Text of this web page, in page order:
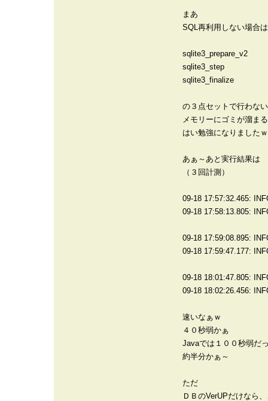
まあ
SQL再利用しない場合は
sqlite3_prepare_v2
sqlite3_step
sqlite3_finalize
の３点セットで行わな
メモリーにゴミが溜ま
はい勉強になりましたｗ
あぁ～あと実行結果は
（３回計測）
09-18 17:57:32.465:
09-18 17:58:13.805:
09-18 17:59:08.895:
09-18 17:59:47.177:
09-18 18:01:47.805:
09-18 18:02:26.456:
速いなぁｗ
４０秒弱かぁ
Javaでは１００秒弱だ
約半分かぁ～
ただ
ＤＢのVerUPだけなら